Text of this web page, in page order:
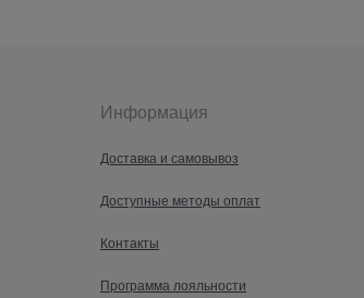
Информация
Доставка и самовывоз
Доступные методы оплат
Контакты
Программа лояльности